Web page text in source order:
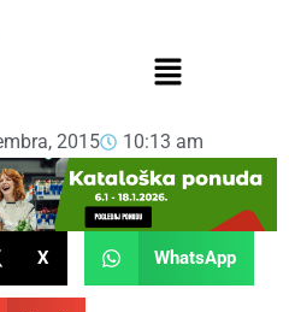
2015 10:13 am
X WhatsApp